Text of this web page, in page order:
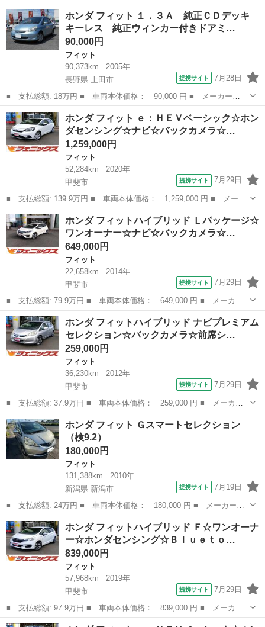
名： ホンダ ■ 車種名： フィットハイブリッド ■ グレード
名： Ｌパッケージ 純正ナビ バックカメラ ワンセグＴＶ ＥＴ
Ｃ Ｂｌｕｅｔｏ...
山梨 富士吉田市 フィット
ホンダ フィット １．３Ａ 純正ＣＤデッキ
キーレス 純正ウィンカー付きドアミ…
90,000円
フィット
90,373km
2005年
長野県 上田市
提携サイト 7月28日
■ 支払総額: 18万円 ■ 車両本体価格： 90,000 円 ■ メーカー
名： ホンダ ■ 車種名： フィット ■ グレード名： １．３Ａ
純正ＣＤデッキ キーレス 純正ウィンカー付きドアミラー 車検令
和１０年７月 走行...
長野 上田市 フィット
ホンダ フィット ｅ：ＨＥＶベーシック☆ホン
ダセンシング☆ナビ☆バックカメラ☆…
1,259,000円
フィット
52,284km
2020年
甲斐市
提携サイト 7月29日
■ 支払総額: 139.9万円 ■ 車両本体価格： 1,259,000 円 ■ メーカ
ー名： ホンダ ■ 車種名： フィット ■ グレード名： ｅ：ＨＥ
Ｖベーシック☆ホンダセンシング☆ナビ☆バックカメラ☆ ホンダセ
ンシング...
山梨 甲斐市 フィット
ホンダ フィットハイブリッド Ｌパッケージ☆
ワンオーナー☆ナビ☆バックカメラ☆…
649,000円
フィット
22,658km
2014年
甲斐市
提携サイト 7月29日
■ 支払総額: 79.9万円 ■ 車両本体価格： 649,000 円 ■ メーカー
名： ホンダ ■ 車種名： フィットハイブリッド ■ グレード
名： Ｌパッケージ☆ワンオーナー☆ナビ☆バックカメラ☆ハーフレ
ザー ナビ☆バッ...
山梨 甲斐市 フィット
ホンダ フィットハイブリッド ナビプレミアム
セレクション☆バックカメラ☆前席シ…
259,000円
フィット
36,230km
2012年
甲斐市
提携サイト 7月29日
■ 支払総額: 37.9万円 ■ 車両本体価格： 259,000 円 ■ メーカー
名： ホンダ ■ 車種名： フィットハイブリッド ■ グレード
名： ナビプレミアムセレクション☆バックカメラ☆前席シートヒー
ター インターナ...
山梨 甲斐市 フィット
ホンダ フィット Ｇスマートセレクション
（検9.2）
180,000円
フィット
131,388km
2010年
新潟県 新潟市
提携サイト 7月19日
■ 支払総額: 24万円 ■ 車両本体価格： 180,000 円 ■ メーカー
名： ホンダ ■ 車種名： フィット ■ グレード名： Ｇスマート
セレクション ■ 排気量： 1300cc ■ ドア枚数： 5D ■ ミッショ
ン...
新潟 新潟市 フィット
ホンダ フィットハイブリッド Ｆ☆ワンオーナ
ー☆ホンダセンシング☆Ｂｌｕｅｔｏ…
839,000円
フィット
57,968km
2019年
甲斐市
提携サイト 7月29日
■ 支払総額: 97.9万円 ■ 車両本体価格： 839,000 円 ■ メーカー
名： ホンダ ■ 車種名： フィットハイブリッド ■ グレード
山梨 甲斐市 フィット